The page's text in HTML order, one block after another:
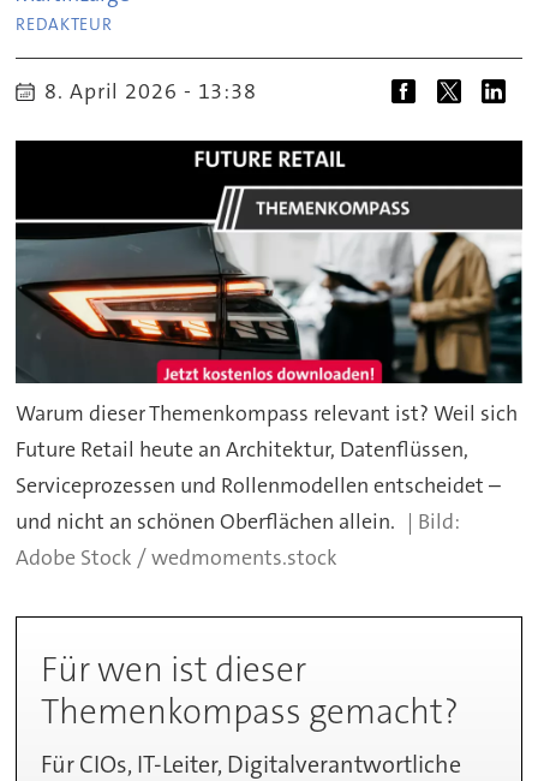
REDAKTEUR
8. April 2026 - 13:38
Warum dieser Themenkompass relevant ist? Weil sich
Future Retail heute an Architektur, Datenflüssen,
Serviceprozessen und Rollenmodellen entscheidet –
und nicht an schönen Oberflächen allein.
Adobe Stock / wedmoments.stock
Für wen ist dieser
Themenkompass gemacht?
Für CIOs, IT-Leiter, Digitalverantwortliche